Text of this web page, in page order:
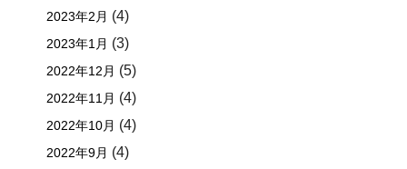
2023年2月 (4)
2023年1月 (3)
2022年12月 (5)
2022年11月 (4)
2022年10月 (4)
2022年9月 (4)